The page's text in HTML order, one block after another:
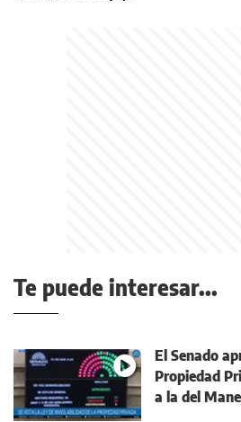
Te puede interesar...
El Senado
Propiedad
a la del